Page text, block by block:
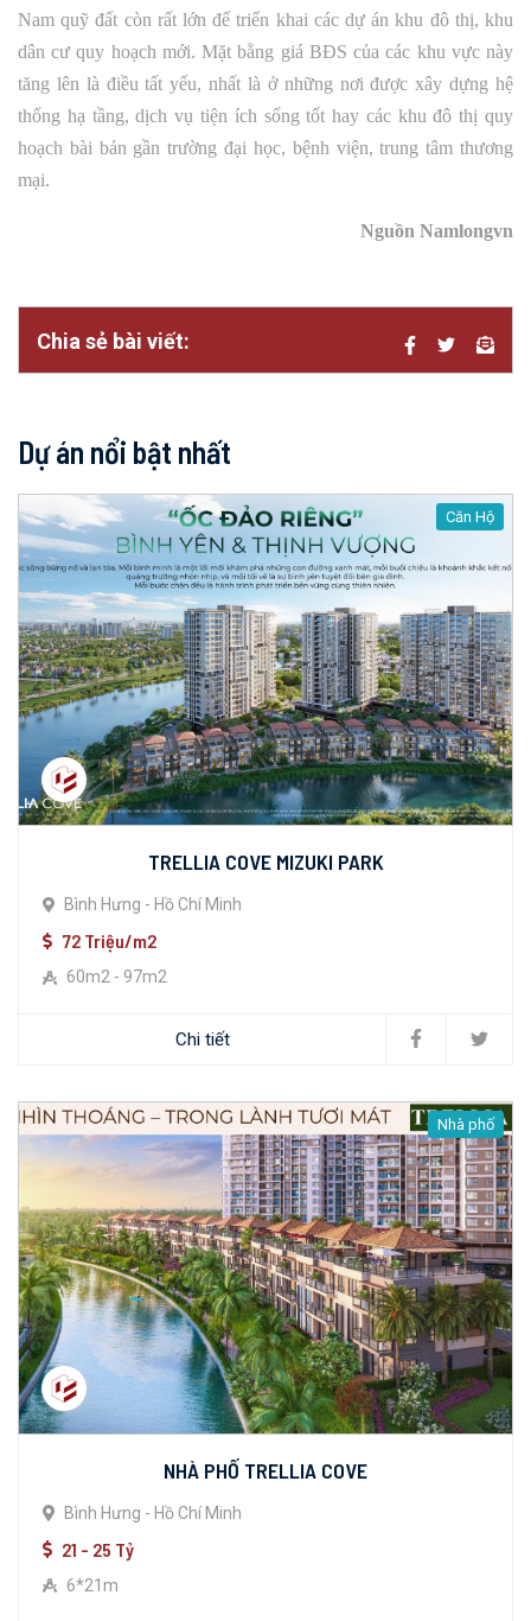
Nam quỹ đất còn rất lớn để triển khai các dự án khu đô thị, khu
dân cư quy hoạch mới. Mặt bằng giá BĐS của các khu vực này
tăng lên là điều tất yếu, nhất là ở những nơi được xây dựng hệ
thống hạ tầng, dịch vụ tiện ích sống tốt hay các khu đô thị quy
hoạch bài bản gần trường đại học, bệnh viện, trung tâm thương
mại.
Nguồn Namlongvn
Chia sẻ bài viết:
Dự án nổi bật nhất
Căn Hộ
TRELLIA COVE MIZUKI PARK
Bình Hưng - Hồ Chí Minh
72 Triệu/m2
60m2 - 97m2
Chi tiết
Nhà phố
NHÀ PHỐ TRELLIA COVE
Bình Hưng - Hồ Chí Minh
21 - 25 Tỷ
6*21m